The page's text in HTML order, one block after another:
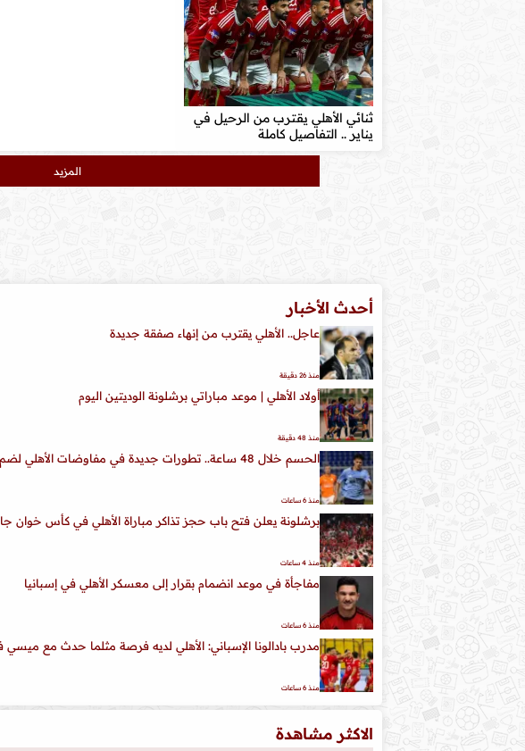
ثنائي الأهلي يقترب من الرحيل في
يناير .. التفاصيل كاملة
المزيد
أحدث الأخبار
عاجل.. الأهلي يقترب من إنهاء صفقة جديدة
منذ 26 دقيقة
أولاد الأهلي | موعد مباراتي برشلونة الوديتين اليوم
منذ 48 دقيقة
الحسم خلال 48 ساعة.. تطورات جديدة في مفاوضات الأهلي لضم محمود صلاح
منذ 6 ساعات
برشلونة يعلن فتح باب حجز تذاكر مباراة الأهلي في كأس خوان
منذ 4 ساعات
مفاجأة في موعد انضمام بقرار إلى معسكر الأهلي في إسبانيا
منذ 6 ساعات
مدرب بادالونا الإسباني: الأهلي لديه فرصة مثلما حدث مع ميسي
منذ 6 ساعات
الاكثر مشاهدة